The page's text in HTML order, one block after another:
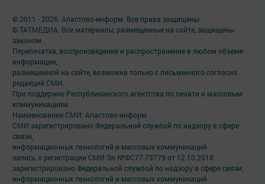
© 2011 - 2026. Апастово-информ. Все права защищены.
© ТАТМЕДИА. Все материалы, размещенные на сайте, защищены
законом.
Перепечатка, воспроизведение и распространение в любом объеме
информации,
размещенной на сайте, возможна только с письменного согласия
редакций СМИ.
При поддержке Республиканского агентства по печати и массовым
коммуникациям.
Наименование СМИ: Апастово-информ
СМИ зарегистрировано Федеральной службой по надзору в сфере
связи,
информационных технологий и массовых коммуникаций
запись о регистрации СМИ Эл №ФС77-73779 от 12.10.2018
зарегистрировано Федеральной службой по надзору в сфере связи,
информационных технологий и массовых коммуникаций